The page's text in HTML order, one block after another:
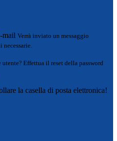
mail Verrà inviato un messaggio
Effettua il reset della password
la casella di posta elettronica!